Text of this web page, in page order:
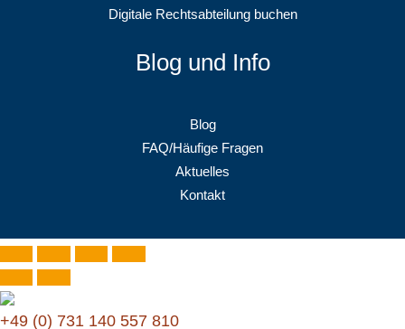
Digitale Rechtsabteilung buchen
Blog und Info
Blog
FAQ/Häufige Fragen
Aktuelles
Kontakt
+49 (0) 731 140 557 810